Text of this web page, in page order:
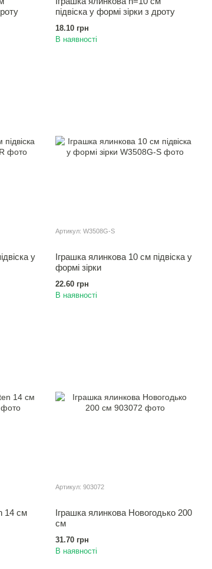
пiдвiска у формi зiрки з дроту
18.10 грн
В наявності
у
Артикул: W3508G-S
Іграшка ялинкова 10 см пiдвiска у
формi зiрки
22.60 грн
В наявності
14 см
Артикул: 903072
Іграшка ялинкова Новогодько 200
см
31.70 грн
В наявності